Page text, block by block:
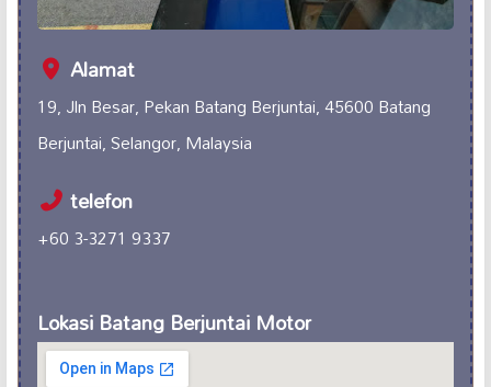
Alamat
19, Jln Besar, Pekan Batang Berjuntai, 45600 Batang
Berjuntai, Selangor, Malaysia
telefon
+60 3-3271 9337
Lokasi Batang Berjuntai Motor